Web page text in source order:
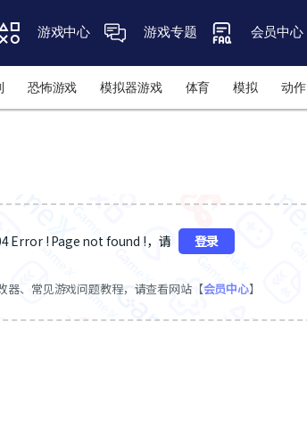
游戏中心 游戏专题 会员中心
恐怖游戏 模拟器游戏 体育 模拟 动作
Error ! Page not found !，请 登录
器、常见游戏问题教程，请查看网站【会员中心】